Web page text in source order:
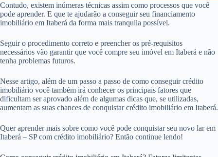
Contudo, existem inúmeras técnicas assim como processos que você
pode aprender. E que te ajudarão a conseguir seu financiamento
imobiliário em Itaberá da forma mais tranquila possível.
Seguir o procedimento correto e preencher os pré-requisitos
necessários vão garantir que você compre seu imóvel em Itaberá e não
tenha problemas futuros.
Nesse artigo, além de um passo a passo de como conseguir crédito
imobiliário você também irá conhecer os principais fatores que
dificultam ser aprovado além de algumas dicas que, se utilizadas,
aumentam as suas chances de conquistar crédito imobiliário em Itaberá.
Quer aprender mais sobre como você pode conquistar seu novo lar em
Itaberá – SP com crédito imobiliário? Então continue lendo!